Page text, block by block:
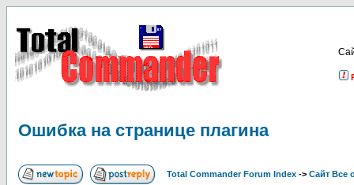
Ошибка на странице плагина
Total Commander Forum Index -> Сайт Все